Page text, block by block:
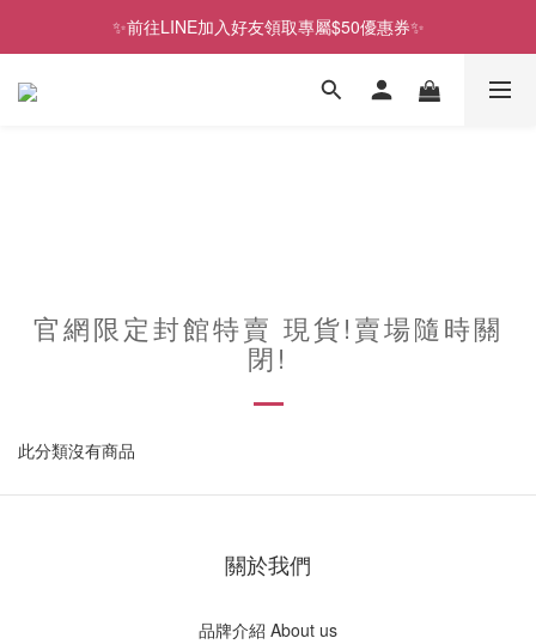
✨前往LINE加入好友領取專屬$50優惠券✨
✨前往LINE加入好友領取專屬$50優惠券✨
2026史努比、三麗鷗聯名款．新品上市
官網限定封館特賣 現貨!賣場隨時關
閉!
此分類沒有商品
關於我們
品牌介紹 About us